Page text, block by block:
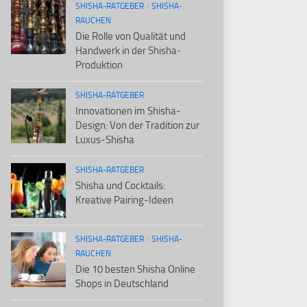
SHISHA-RATGEBER / SHISHA-
RAUCHEN
Die Rolle von Qualität und
Handwerk in der Shisha-
Produktion
SHISHA-RATGEBER
Innovationen im Shisha-
Design: Von der Tradition zur
Luxus-Shisha
SHISHA-RATGEBER
Shisha und Cocktails:
Kreative Pairing-Ideen
SHISHA-RATGEBER / SHISHA-
RAUCHEN
Die 10 besten Shisha Online
Shops in Deutschland